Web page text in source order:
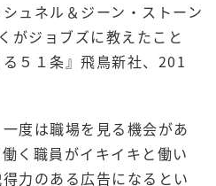
ュネル＆ジーン・ストーン
くがジョブズに教えたこと
５１条』飛鳥新社、201
度は職場を見る機会があ
く職員がイキイキと働い
力のある広告になるとい